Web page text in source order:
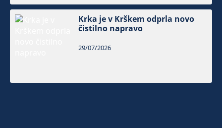
Krka je v Krškem odprla novo
čistilno napravo
29/07/2026